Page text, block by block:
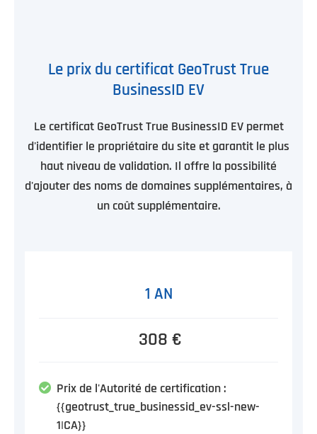
Le prix du certificat GeoTrust True
BusinessID EV
Le certificat GeoTrust True BusinessID EV permet
d'identifier le propriétaire du site et garantit le plus
haut niveau de validation. Il offre la possibilité
d'ajouter des noms de domaines supplémentaires, à
un coût supplémentaire.
1 AN
308 €
Prix de l'Autorité de certification :
{{geotrust_true_businessid_ev-ssl-new-
1|CA}}